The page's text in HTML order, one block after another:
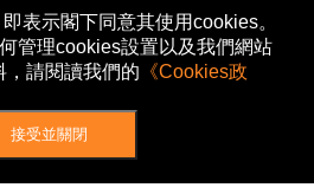
表示閣下同意其使用cookies。
管理cookies設置以及我們網站
，請閱讀我們的 《Cookies政
接受並關閉